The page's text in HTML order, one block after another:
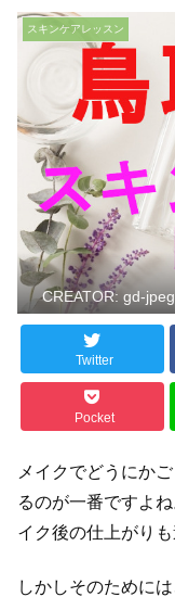
スキンケアレッスン
CREATOR: gd-
Twitter
Pocket
メイクでどうにか
るのが一番ですよ
イク後の仕上がり
しかしそのために